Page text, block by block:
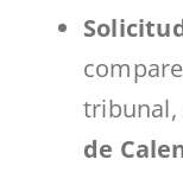
tribunal,
de